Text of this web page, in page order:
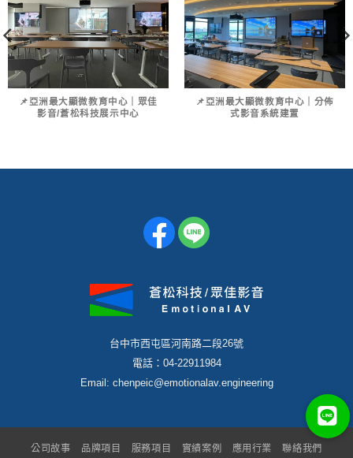
📌亞洲最大顯微教育中心｜眾佳
影音/蒼松科技展示中心
📌亞洲最大顯微教育中心｜分佈
式影音系統建置
台中市西屯區河南路二段26號
電話：04-22911984
Email: chenpeic@emotionalav.engineering
公司故事 品牌項目 服務項目 實績案例 應用行業 聯絡我們